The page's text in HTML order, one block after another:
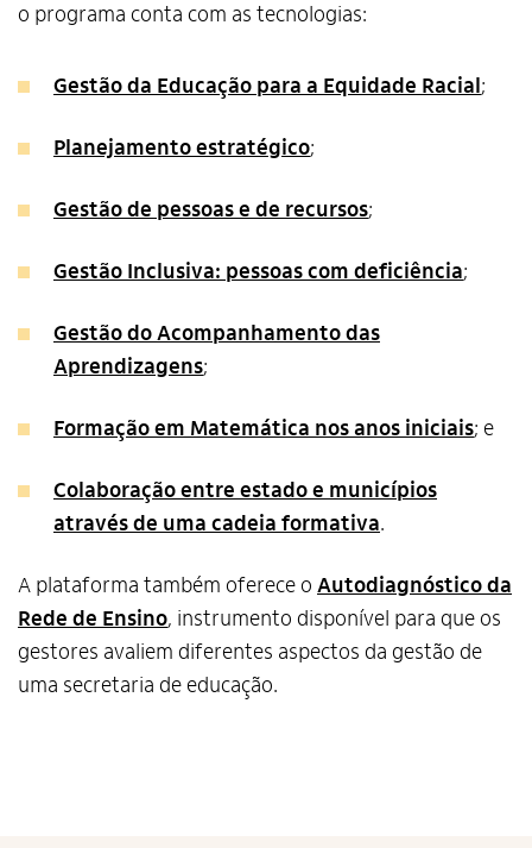
Termos de Uso e Política de
o programa conta com as tecnologias:
Gestão da Educação para a Equidade Racial;
Planejamento estratégico;
Gestão de pessoas e de recursos;
Gestão Inclusiva: pessoas com deficiência;
Gestão do Acompanhamento das
Aprendizagens;
Formação em Matemática nos anos iniciais; e
Colaboração entre estado e municípios
através de uma cadeia formativa.
A plataforma também oferece o Autodiagnóstico da
Rede de Ensino, instrumento disponível para que os
gestores avaliem diferentes aspectos da gestão de
uma secretaria de educação.